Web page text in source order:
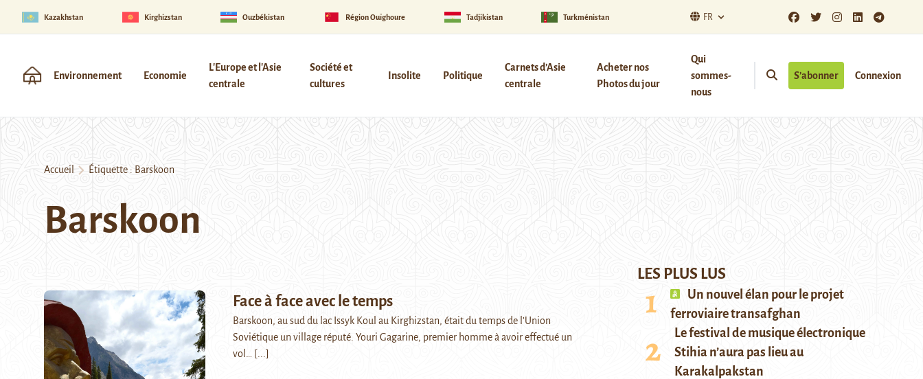
Kazakhstan Kirghizstan Ouzbékistan Région Ouïghoure Tadjikistan Turkménistan FR
Environnement Economie
L'Europe et l'Asie
centrale
Société et
cultures
Insolite Politique
Carnets d’Asie
centrale
Acheter nos
Photos du jour
Qui
sommes-
nous
S’abonner Connexion
Accueil Étiquette : Barskoon
Barskoon
Face à face avec le temps
Barskoon, au sud du lac Issyk Koul au Kirghizstan, était du temps de l’Union
Soviétique un village réputé. Youri Gagarine, premier homme à avoir effectué un
vol…
[...]
LES PLUS LUS
Un nouvel élan pour le projet
ferroviaire transafghan
Le festival de musique électronique
Stihia n’aura pas lieu au
Karakalpakstan